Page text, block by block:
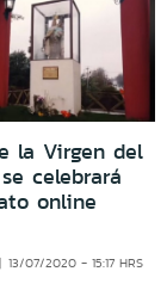
la Virgen del
celebrará
online
13/07/2020 - 15:17 HRS